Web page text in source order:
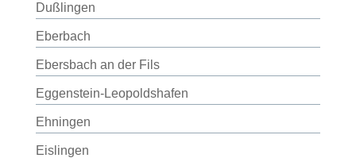
Dußlingen
Eberbach
Ebersbach an der Fils
Eggenstein-Leopoldshafen
Ehningen
Eislingen